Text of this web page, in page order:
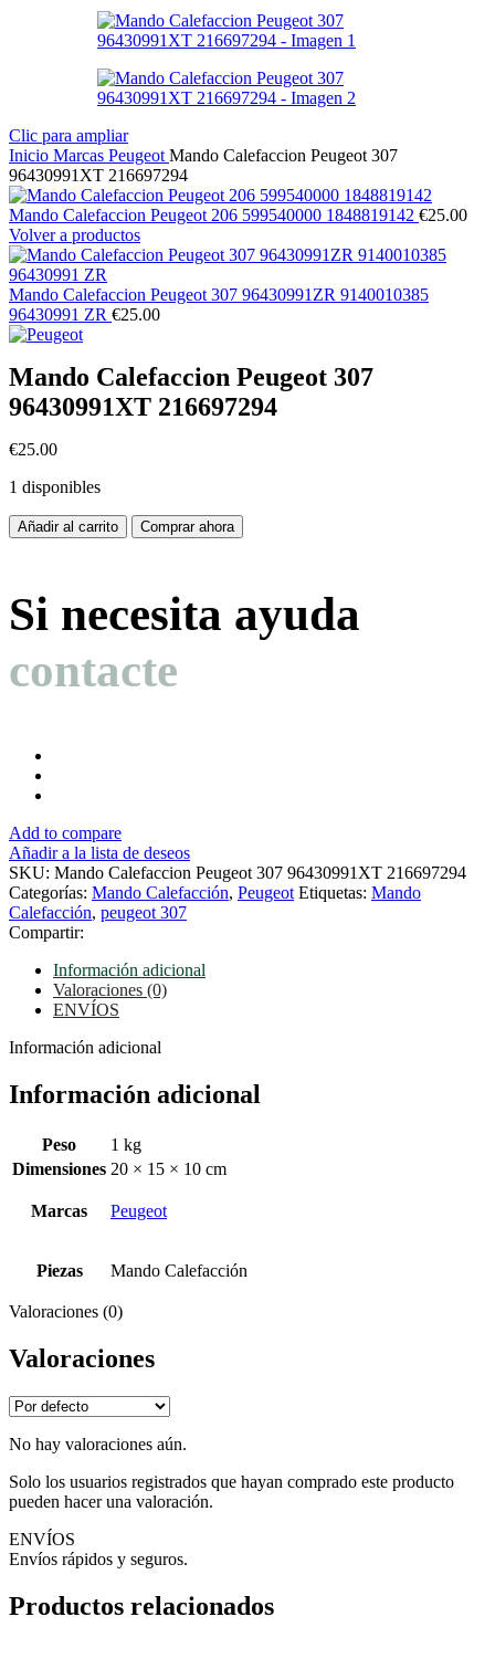
Clic para ampliar
Inicio Marcas Peugeot Mando Calefaccion Peugeot 307
96430991XT 216697294
Mando Calefaccion Peugeot 206 599540000 1848819142 €25.00
Volver a productos
Mando Calefaccion Peugeot 307 96430991ZR 9140010385
96430991 ZR €25.00
Mando Calefaccion Peugeot 307
96430991XT 216697294
€25.00
1 disponibles
Mando
Calefaccion
96430991XT
216697294
Añadir al carrito Comprar ahora
Si necesita ayuda
contacte
Add to compare
Añadir a la lista de deseos
SKU: Mando Calefaccion Peugeot 307 96430991XT 216697294
Categorías: Mando Calefacción, Peugeot Etiquetas: Mando
Calefacción, peugeot 307
Compartir:
Información adicional
Valoraciones (0)
ENVÍOS
Información adicional
Información adicional
Peso
1 kg
Dimensiones 20 × 15 × 10 cm
Marcas Peugeot
Piezas Mando Calefacción
Valoraciones (0)
Valoraciones
No hay valoraciones aún.
Solo los usuarios registrados que hayan comprado este producto
pueden hacer una valoración.
ENVÍOS
Envíos rápidos y seguros.
Productos relacionados